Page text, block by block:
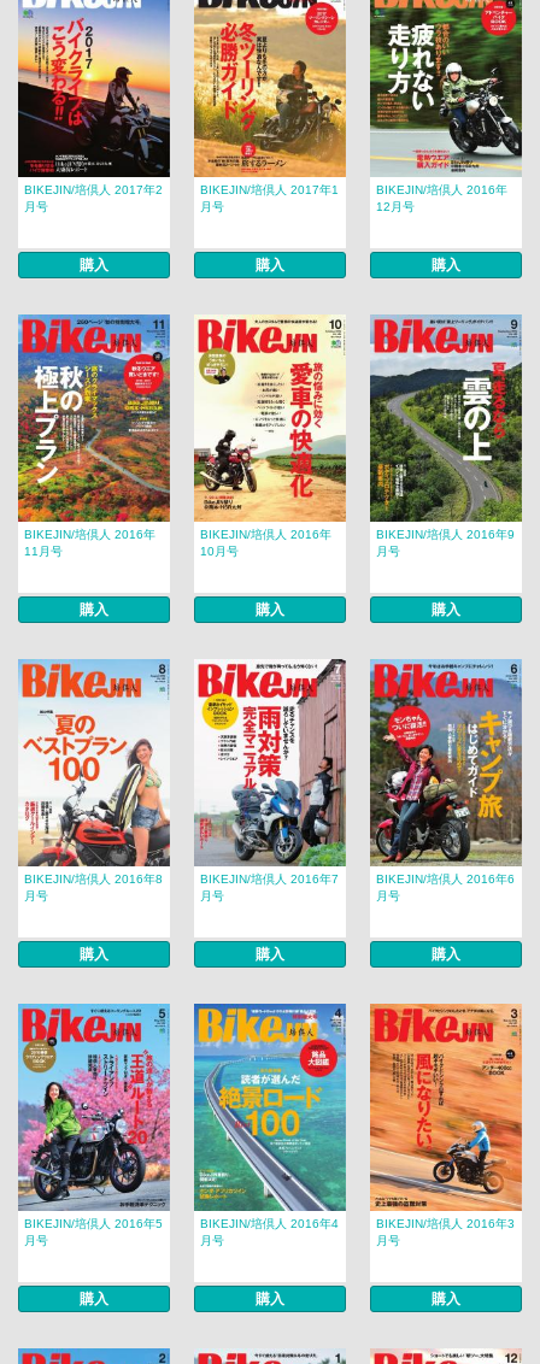
BIKEJIN/培倶人 2017年2
月号
購入
BIKEJIN/培倶人 2017年1
月号
購入
BIKEJIN/培倶人 2016年
12月号
購入
BIKEJIN/培倶人 2016年
11月号
購入
BIKEJIN/培倶人 2016年
10月号
購入
BIKEJIN/培倶人 2016年9
月号
購入
BIKEJIN/培倶人 2016年8
月号
購入
BIKEJIN/培倶人 2016年7
月号
購入
BIKEJIN/培倶人 2016年6
月号
購入
BIKEJIN/培倶人 2016年5
月号
購入
BIKEJIN/培倶人 2016年4
月号
購入
BIKEJIN/培倶人 2016年3
月号
購入